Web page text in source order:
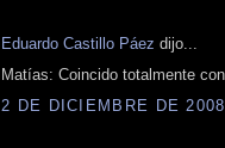
Eduardo Castillo Páez dijo...
Matías: Coincido totalmente
2 DE DICIEMBRE DE